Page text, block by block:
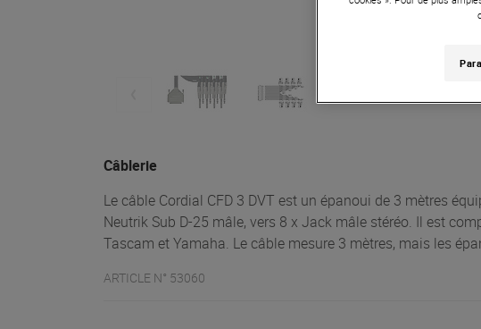
Câblerie
Le câble Cordial CFD 3 DVT est un épanoui de 3 mètres
Neutrik Sub D-25 mâle, vers 8 x Jack mâle stéréo. Il est
Tascam et Yamaha. Le câble mesure 3 mètres, mais les
ARTICLE N° 53060